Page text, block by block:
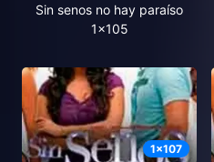
Sin senos no hay paraíso
1x105
1x107